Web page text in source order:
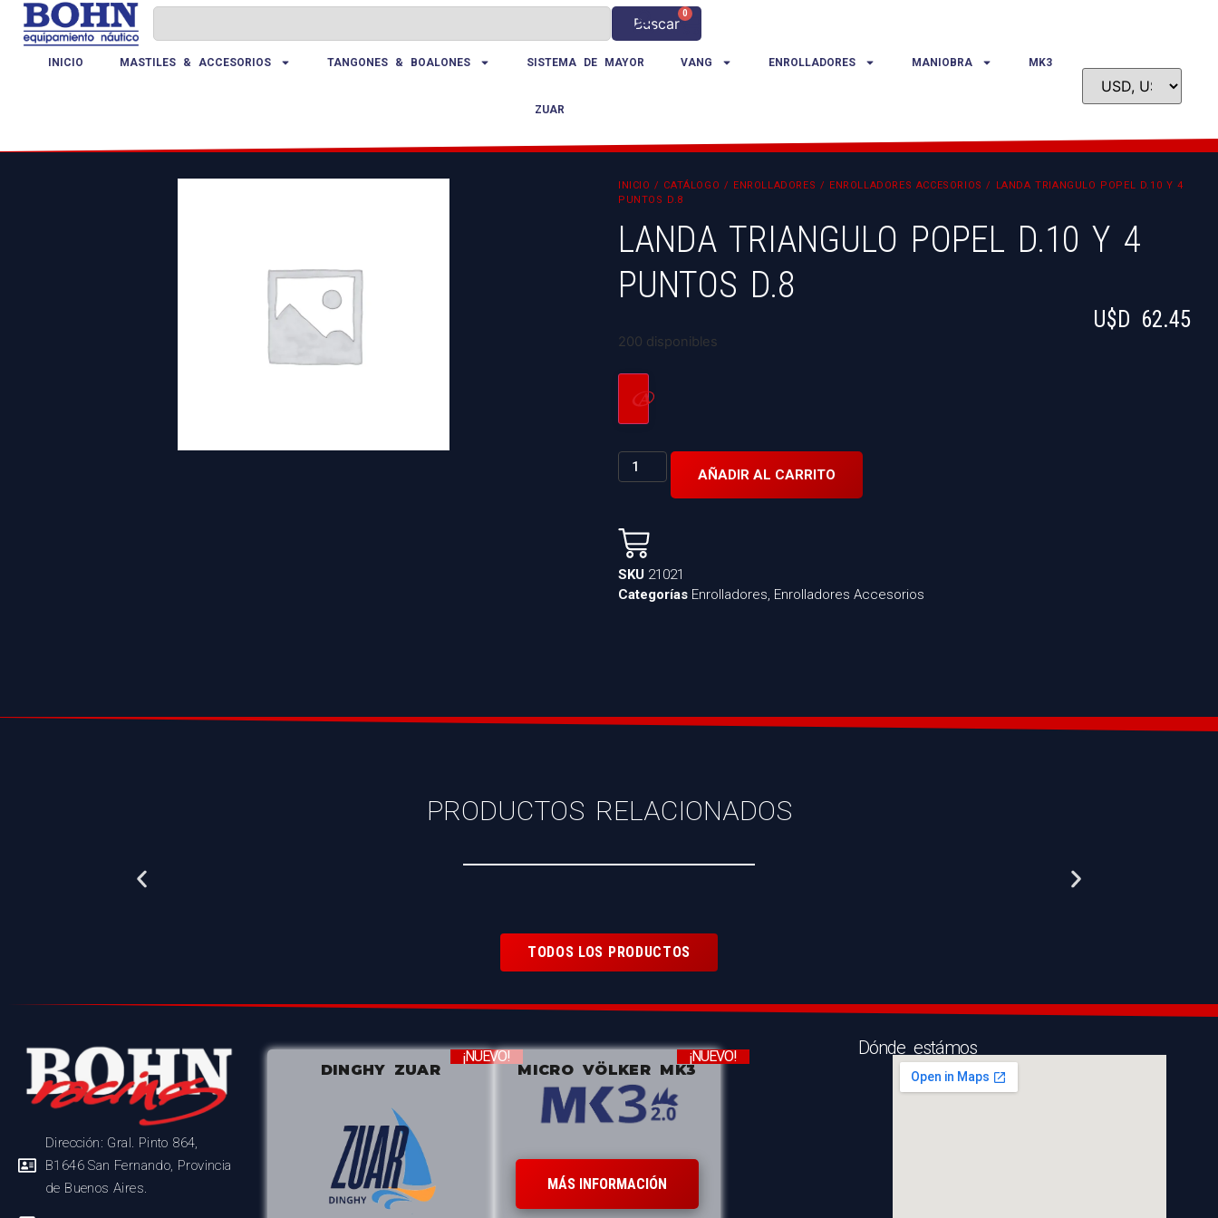
Buscar
0
INICIO MASTILES & ACCESORIOS TANGONES & BOALONES SISTEMA DE MAYOR VANG ENROLLADORES MANIOBRA MK3
ZUAR
INICIO / CATÁLOGO / ENROLLADORES / ENROLLADORES ACCESORIOS / LANDA TRIANGULO POPEL D.10 Y 4
PUNTOS D.8
LANDA TRIANGULO POPEL D.10 Y 4
PUNTOS D.8
U$D 62.45
200 disponibles
AÑADIR AL CARRITO
SKU 21021
Categorías Enrolladores Enrolladores Accesorios
PRODUCTOS RELACIONADOS
TODOS LOS PRODUCTOS
Dirección: Gral. Pinto 864,
B1646 San Fernando, Provincia
de Buenos Aires.
DINGHY ZUAR
¡NUEVO!
MICRO VÖLKER MK3
¡NUEVO!
MÁS INFORMACIÓN
Dónde estámos